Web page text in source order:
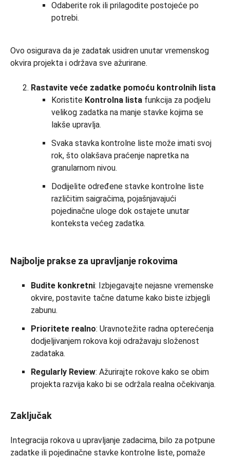
Odaberite rok ili prilagodite postojeće po
potrebi.
Ovo osigurava da je zadatak usidren unutar vremenskog
okvira projekta i održava sve ažurirane.
Rastavite veće zadatke pomoću kontrolnih lista
Koristite Kontrolna lista funkcija za podjelu
velikog zadatka na manje stavke kojima se
lakše upravlja.
Svaka stavka kontrolne liste može imati svoj
rok, što olakšava praćenje napretka na
granularnom nivou.
Dodijelite određene stavke kontrolne liste
različitim saigračima, pojašnjavajući
pojedinačne uloge dok ostajete unutar
konteksta većeg zadatka.
Najbolje prakse za upravljanje rokovima
Budite konkretni: Izbjegavajte nejasne vremenske
okvire, postavite tačne datume kako biste izbjegli
zabunu.
Prioritete realno: Uravnotežite radna opterećenja
dodjeljivanjem rokova koji odražavaju složenost
zadataka.
Regularly Review: Ažurirajte rokove kako se obim
projekta razvija kako bi se održala realna očekivanja.
Zaključak
Integracija rokova u upravljanje zadacima, bilo za potpune
zadatke ili pojedinačne stavke kontrolne liste, pomaže